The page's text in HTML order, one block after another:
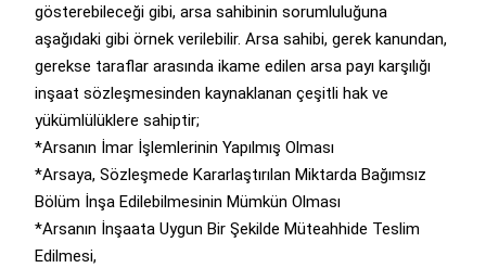
gösterebileceği gibi, arsa sahibinin sorumluluğuna
aşağıdaki gibi örnek verilebilir. Arsa sahibi, gerek kanundan,
gerekse taraflar arasında ikame edilen arsa payı karşılığı
inşaat sözleşmesinden kaynaklanan çeşitli hak ve
yükümlülüklere sahiptir;
*Arsanın İmar İşlemlerinin Yapılmış Olması
*Arsaya, Sözleşmede Kararlaştırılan Miktarda Bağımsız
Bölüm İnşa Edilebilmesinin Mümkün Olması
*Arsanın İnşaata Uygun Bir Şekilde Müteahhide Teslim
Edilmesi,